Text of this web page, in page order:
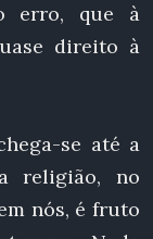
erro, que à
direito à
se até a
religião, no
nós, é fruto